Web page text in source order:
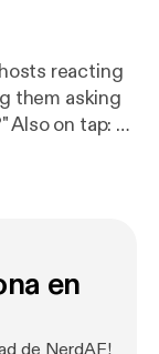
reacting
them asking
Also on tap: a
Colorado
and a
currently
that's what
en
de NerdAF!